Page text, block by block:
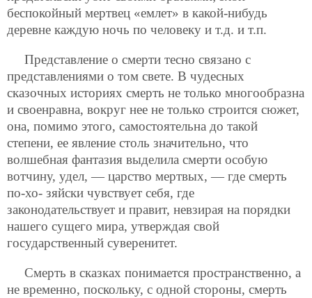
беспокойный мертвец «емлет» в какой-нибудь
деревне каждую ночь по человеку и т.д. и т.п.
Представление о смерти тесно связано с
представлениями о том свете. В чудесных
сказочных историях смерть не только многообразна
и своенравна, вокруг нее не только строится сюжет,
она, помимо этого, самостоятельна до такой
степени, ее явление столь значительно, что
волшебная фантазия выделила смерти особую
вотчину, удел, — царство мертвых, — где смерть
по-хо- зяйски чувствует себя, где
законодательствует и правит, невзирая на порядки
нашего сущего мира, утверждая свой
государственный суверенитет.
Смерть в сказках понимается пространственно, а
не временно, поскольку, с одной стороны, смерть